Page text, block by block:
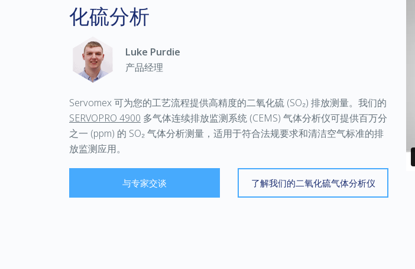
化硫分析
Luke Purdie
产品经理
Servomex可为您的工艺流程提供高精度的二氧化硫 (SO₂) 排放测量。我们的
SERVOPRO 4900 多气体连续排放监测系统 (CEMS) 气体分析仪可提供百万分
之一 (ppm) 的 SO₂气体分析测量，适用于符合法规要求和清洁空气标准的排
放监测应用。
与专家交谈 了解我们的二氧化硫气体分析仪